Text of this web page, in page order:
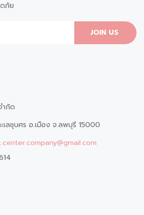
ภัย
JOIN US
กัด
เลชุบศร อ.เมือง จ.ลพบุรี 15000